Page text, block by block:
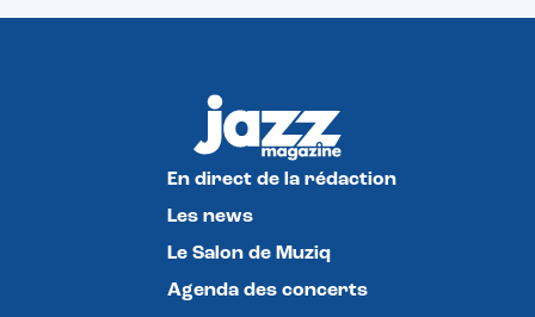
En direct de la rédaction
Les news
Le Salon de Muziq
Agenda des concerts